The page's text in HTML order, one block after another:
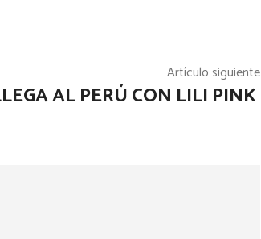
Artículo siguiente
AL PERÚ CON LILI PINK